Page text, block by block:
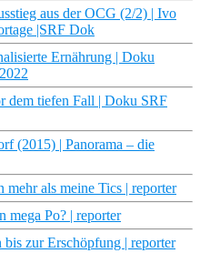
aus der OCG (2/2) | Ivo
|SRF Dok
Ernährung | Doku
dem tiefen Fall | Doku SRF
(2015) | Panorama – die
als meine Tics | reporter
mega Po? | reporter
zur Erschöpfung | reporter